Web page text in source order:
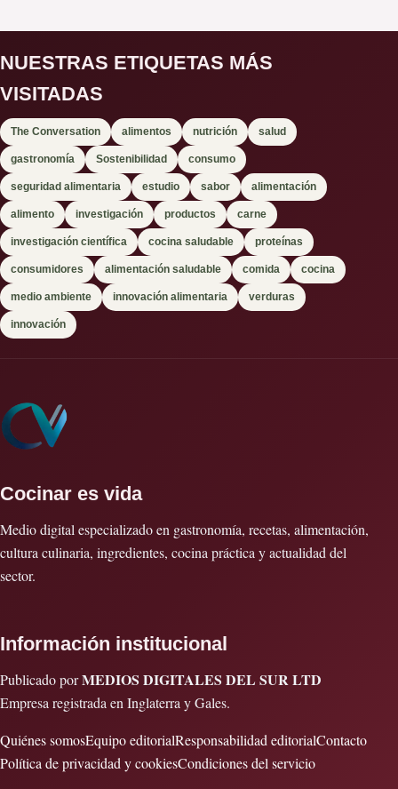
NUESTRAS ETIQUETAS MÁS
VISITADAS
The Conversation alimentos nutrición salud
gastronomía Sostenibilidad consumo
seguridad alimentaria estudio sabor alimentación
alimento investigación productos carne
investigación científica cocina saludable proteínas
consumidores alimentación saludable comida cocina
medio ambiente innovación alimentaria verduras
innovación
Cocinar es vida
Medio digital especializado en gastronomía, recetas, alimentación,
cultura culinaria, ingredientes, cocina práctica y actualidad del
sector.
Información institucional
Publicado porMEDIOS DIGITALES DEL SUR LTD
Empresa registrada en Inglaterra y Gales.
Quiénes somosEquipo editorialResponsabilidad editorialContacto
Política de privacidad y cookiesCondiciones del servicio